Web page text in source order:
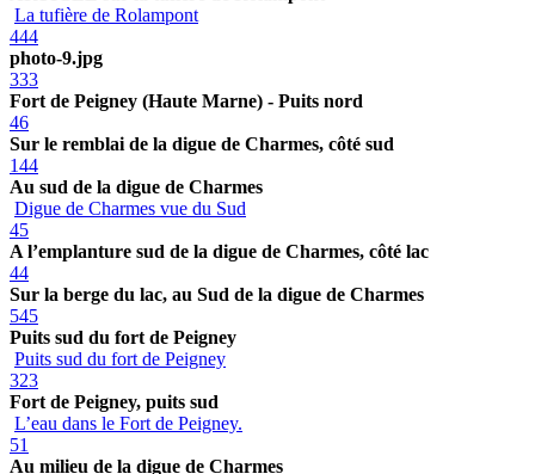
La tufière de Rolampont
444
photo-9.jpg
333
Fort de Peigney (Haute Marne) - Puits nord
46
Sur le remblai de la digue de Charmes, côté sud
144
Au sud de la digue de Charmes
Digue de Charmes vue du Sud
45
A l’emplanture sud de la digue de Charmes, côté lac
44
Sur la berge du lac, au Sud de la digue de Charmes
545
Puits sud du fort de Peigney
Puits sud du fort de Peigney
323
Fort de Peigney, puits sud
L’eau dans le Fort de Peigney.
51
Au milieu de la digue de Charmes